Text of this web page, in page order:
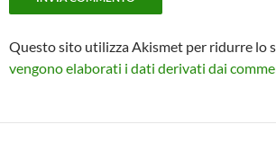
Questo sito utilizza Akismet per ridurre lo
vengono elaborati i dati derivati dai